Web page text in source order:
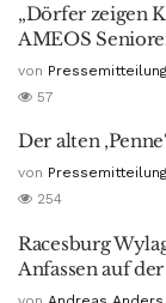
„Dörfer zeigen
AMEOS
von Pressemitteilung
57
Der alten
von Pressemitteilung
254
Racesburg
Anfassen auf